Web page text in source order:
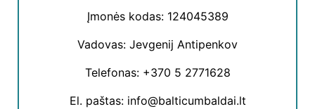
Įmonės kodas: 124045389
Vadovas: Jevgenij Antipenkov
Telefonas: +370 5 2771628
El. paštas: info@balticumbaldai.lt